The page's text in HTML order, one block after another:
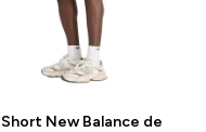
Short New Balance de